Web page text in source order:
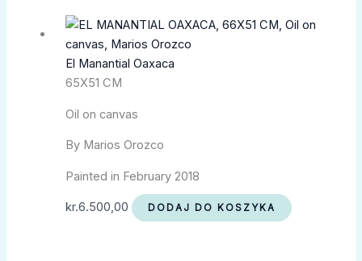
El Manantial Oaxaca
65X51 CM
Oil on canvas
By Marios Orozco
Painted in February 2018
kr.6.500,00 DODAJ DO KOSZYKA